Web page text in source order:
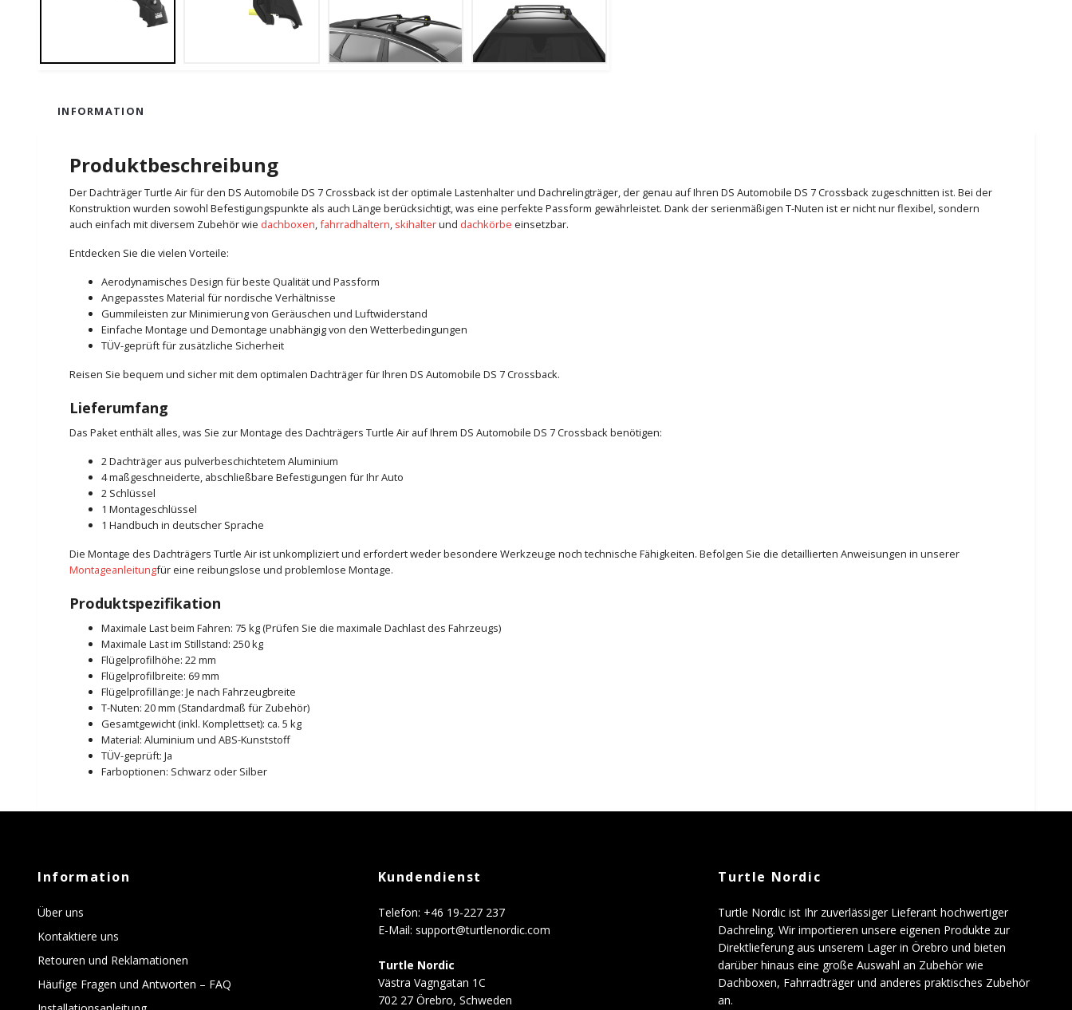
INFORMATION
Produktbeschreibung
Der Dachträger Turtle Air für den DS Automobile DS 7 Crossback ist der optimale Lastenhalter und Dachrelingträger, der genau auf Ihren DS Automobile DS 7 Crossback zugeschnitten ist. Bei der
Konstruktion wurden sowohl Befestigungspunkte als auch Länge berücksichtigt, was eine perfekte Passform gewährleistet. Dank der serienmäßigen T-Nuten ist er nicht nur flexibel, sondern
auch einfach mit diversem Zubehör wie dachboxen,fahrradhaltern, skihalterund dachkörbe einsetzbar.
Entdecken Sie die vielen Vorteile:
Aerodynamisches Design für beste Qualität und Passform
Angepasstes Material für nordische Verhältnisse
Gummileisten zur Minimierung von Geräuschen und Luftwiderstand
Einfache Montage und Demontage unabhängig von den Wetterbedingungen
TÜV-geprüft für zusätzliche Sicherheit
Reisen Sie bequem und sicher mit dem optimalen Dachträger für Ihren DS Automobile DS 7 Crossback.
Lieferumfang
Das Paket enthält alles, was Sie zur Montage des Dachträgers Turtle Air auf Ihrem DS Automobile DS 7 Crossback benötigen:
2 Dachträger aus pulverbeschichtetem Aluminium
4 maßgeschneiderte, abschließbare Befestigungen für Ihr Auto
2 Schlüssel
1 Montageschlüssel
1 Handbuch in deutscher Sprache
Die Montage des Dachträgers Turtle Air ist unkompliziert und erfordert weder besondere Werkzeuge noch technische Fähigkeiten. Befolgen Sie die detaillierten Anweisungen in unserer
Montageanleitungfür eine reibungslose und problemlose Montage.
Produktspezifikation
Maximale Last beim Fahren: 75 kg (Prüfen Sie die maximale Dachlast des Fahrzeugs)
Maximale Last im Stillstand: 250 kg
Flügelprofilhöhe: 22 mm
Flügelprofilbreite: 69 mm
Flügelprofillänge: Je nach Fahrzeugbreite
T-Nuten: 20 mm (Standardmaß für Zubehör)
Gesamtgewicht (inkl. Komplettset): ca. 5 kg
Material: Aluminium und ABS-Kunststoff
TÜV-geprüft: Ja
Farboptionen: Schwarz oder Silber
Information
Über uns
Kontaktiere uns
Retouren und Reklamationen
Häufige Fragen und Antworten – FAQ
Kundendienst
Telefon: +46 19-227 237
E-Mail: support@turtlenordic.com
Turtle Nordic
Västra Vagngatan 1C
702 27 Örebro, Schweden
Turtle Nordic
Turtle Nordic ist Ihr zuverlässiger Lieferant hochwertiger
Dachreling. Wir importieren unsere eigenen Produkte zur
Direktlieferung aus unserem Lager in Örebro und bieten
darüber hinaus eine große Auswahl an Zubehör wie
Dachboxen, Fahrradträger und anderes praktisches Zubehör
an.